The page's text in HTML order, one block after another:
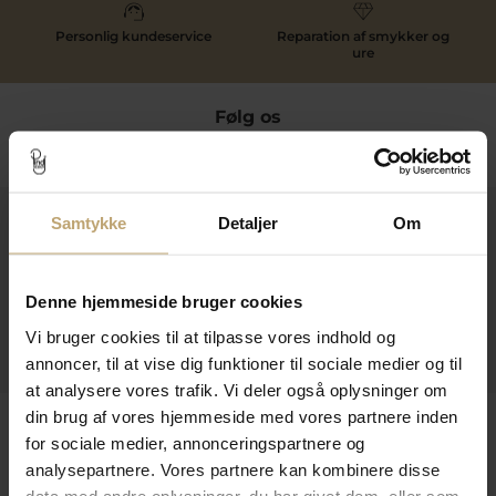
Samtykke Detaljer Om
Denne hjemmeside bruger cookies
Vi bruger cookies til at tilpasse vores indhold og
annoncer, til at vise dig funktioner til sociale medier og til
at analysere vores trafik. Vi deler også oplysninger om
din brug af vores hjemmeside med vores partnere inden
for sociale medier, annonceringspartnere og
analysepartnere. Vores partnere kan kombinere disse
Personlig kundeservice
Reparation af smykker og
ure
Følg os
Kontakt
Information
Praktiske Sider
Leveringsmuligheder